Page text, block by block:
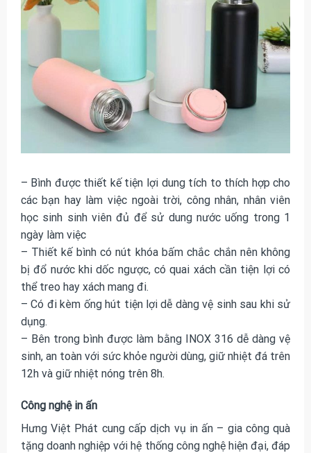
– Bình được thiết kế tiện lợi dung tích to thích hợp cho
các bạn hay làm việc ngoài trời, công nhân, nhân viên
học sinh sinh viên đủ để sử dung nước uống trong 1
ngày làm việc
– Thiết kế bình có nút khóa bấm chắc chắn nên không
bị đổ nước khi dốc ngược, có quai xách cần tiện lợi có
thể treo hay xách mang đi.
– Có đi kèm ống hút tiện lợi dễ dàng vệ sinh sau khi sử
dụng.
– Bên trong bình được làm bằng INOX 316 dễ dàng vệ
sinh, an toàn với sức khỏe người dùng, giữ nhiệt đá trên
12h và giữ nhiệt nóng trên 8h.
Công nghệ in ấn
Hưng Việt Phát cung cấp dịch vụ in ấn – gia công quà
tặng doanh nghiệp với hệ thống công nghệ hiện đại, đáp